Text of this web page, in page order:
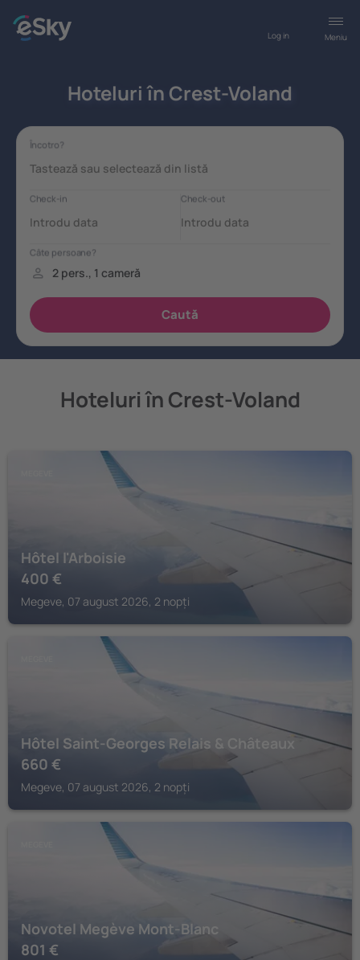
Meniu
Log in
Hoteluri în Crest-Voland
Hoteluri în Crest-Voland
Hôtel l'Arboisie
400 €
Megeve, 07 august 2026, 2 nopți
Hôtel Saint-Georges Relais & Châteaux
660 €
Megeve, 07 august 2026, 2 nopți
Novotel Megève Mont-Blanc
801 €